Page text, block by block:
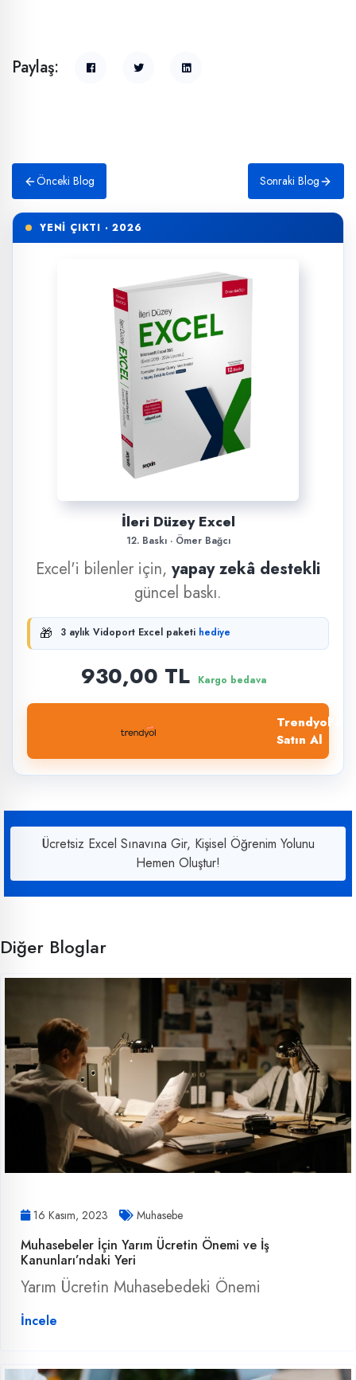
Paylaş:
Önceki Blog Sonraki Blog
YENİ ÇIKTI · 2026
İleri Düzey Excel
12. Baskı · Ömer Bağcı
Excel'i bilenler için, yapay zekâ destekli
güncel baskı.
🎁 3 aylık Vidoport Excel paketi hediye
930,00 TL Kargo bedava
Trendyol'dan
Satın Al
Ücretsiz Excel Sınavına Gir, Kişisel Öğrenim Yolunu
Hemen Oluştur!
Diğer Bloglar
16 Kasım, 2023 Muhasebe
Muhasebeler İçin Yarım Ücretin Önemi ve İş
Kanunları’ndaki Yeri
Yarım Ücretin Muhasebedeki Önemi
İncele